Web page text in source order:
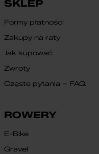
SKLEP
Formy płatności
Zakupy na raty
Jak kupować
Zwroty
Częste pytania – FAQ
ROWERY
E-Bike
Gravel